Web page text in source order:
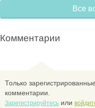
Все
Комментарии
Только
комментарии.
Зарегистрируйтесь или